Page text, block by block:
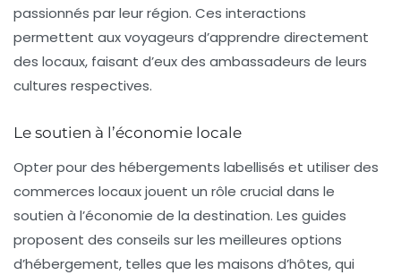
passionnés par leur région. Ces interactions
permettent aux voyageurs d’apprendre directement
des locaux, faisant d’eux des ambassadeurs de leurs
cultures respectives.
Le soutien à l’économie locale
Opter pour des hébergements labellisés et utiliser des
commerces locaux jouent un rôle crucial dans le
soutien à l’économie de la destination. Les guides
proposent des conseils sur les meilleures options
d’hébergement, telles que les maisons d’hôtes, qui